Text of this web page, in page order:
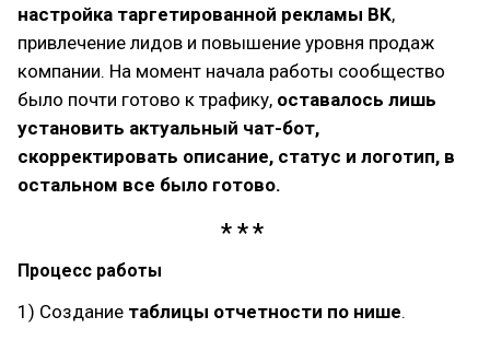
настройка таргетированной рекламы ВК,
привлечение лидов и повышение уровня продаж
компании. На момент начала работы сообщество
было почти готово к трафику, оставалось лишь
установить актуальный чат-бот,
скорректировать описание, статус и логотип, в
остальном все было готово.
Процесс работы
1) Создание таблицы отчетности по нише.